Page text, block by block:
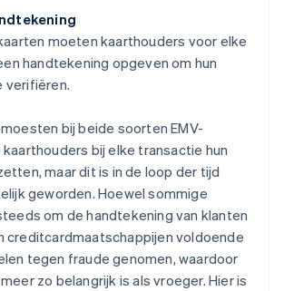
moeten kaarthouders voor elke
handtekening opgeven om hun
bij beide soorten EMV-
bij elke transactie hun
maar dit is in de loop der tijd
geworden. Hoewel sommige
om de handtekening van klanten
creditcardmaatschappijen voldoende
tegen fraude genomen, waardoor
zo belangrijk is als vroeger. Hier is